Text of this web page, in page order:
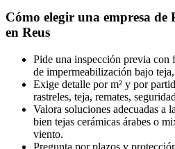
Cómo elegir una empresa
en Reus
Pide una inspección previa con
de impermeabilización bajo
Exige detalle por m² y por
rastreles, teja, remates,
Valora soluciones adecuadas a
bien tejas cerámicas árabes o
viento.
Pregunta por plazos y